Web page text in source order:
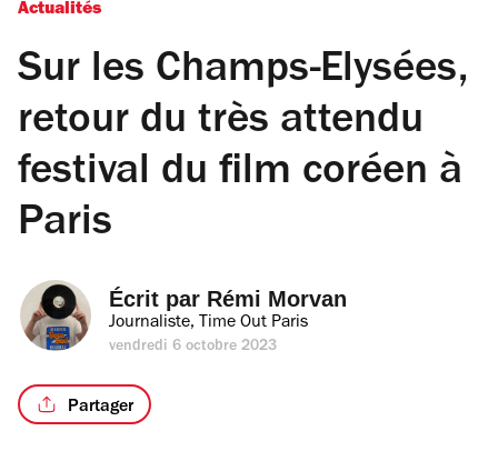
Actualités
Sur les Champs-Elysées,
retour du très attendu
festival du film coréen à
Paris
Écrit par Rémi Morvan
Journaliste, Time Out Paris
vendredi 6 octobre 2023
Partager